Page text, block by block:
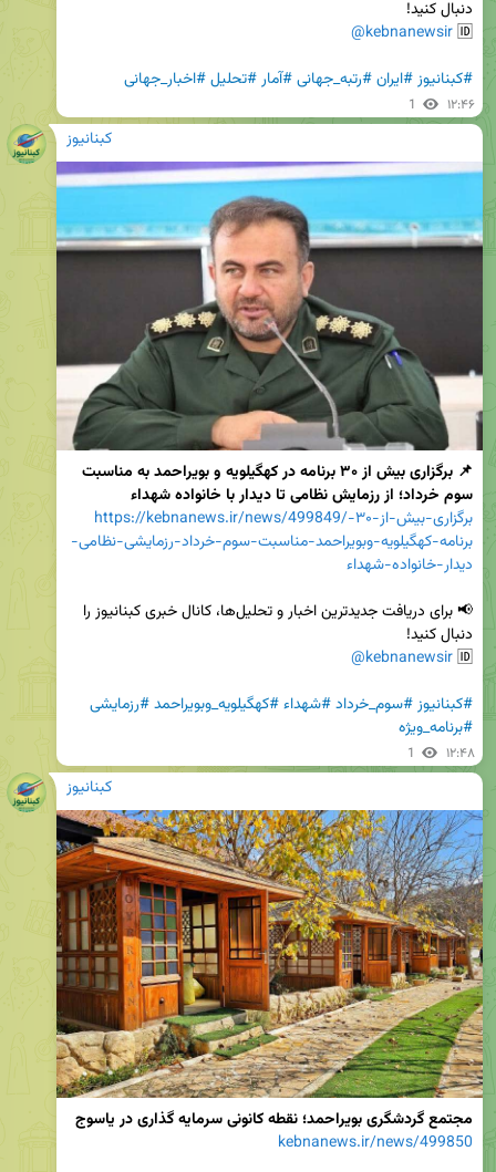
🆔
@kebnanewsir
#کبنانیوز#ایران#رتبه_جهانی#آمار#تحلیل#اخبار_جهانی
1 ۱۲:۴۶
کبنانیوز
سوم خرداد؛ از رزمایش نظامی تا دیدار با خانواده شهداء
https://kebnanews.ir/news/499849/برگزاری-بیش-از-۳۰-
برنامه-کهگیلویه-وبویراحمد-مناسبت-سوم-خرداد-رزمایشی-نظامی-
دیدار-خانواده-شهداء
🆔
@kebnanewsir
#کبنانیوز#سوم_خرداد#شهداء#کهگیلویه_وبویراحمد#رزمایشی
#برنامه_ویژه
1 ۱۲:۴۸
کبنانیوز
مجتمع گردشگری بویراحمد؛ نقطه کانونی سرمایه گذاری در یاسوج
kebnanews.ir/news/499850